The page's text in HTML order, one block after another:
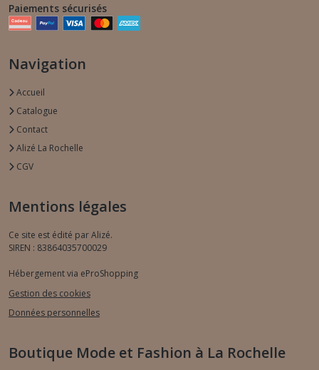
Paiements sécurisés
Navigation
Accueil
Catalogue
Contact
Alizé La Rochelle
CGV
Mentions légales
Ce site est édité par Alizé.
SIREN : 83864035700029
Hébergement via eProShopping
Gestion des cookies
Données personnelles
Boutique Mode et Fashion à La Rochelle